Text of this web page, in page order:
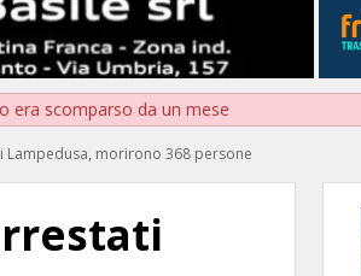
era scomparso da un mese
Lampedusa, morirono 368 persone